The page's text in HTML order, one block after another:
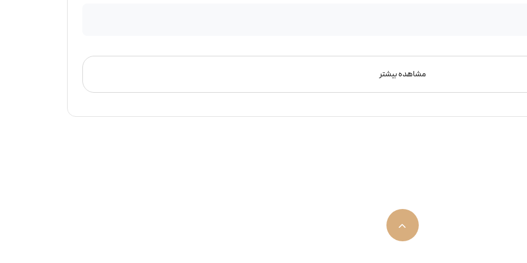
مشاهده بیشتر